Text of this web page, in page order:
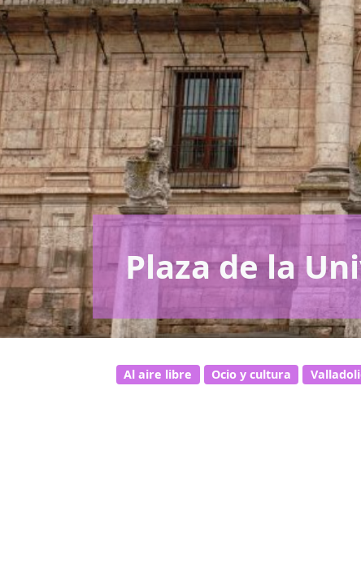
Plaza de la
Al aire libre Ocio y cultura